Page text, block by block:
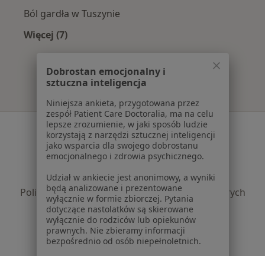
Ból gardła w Tuszynie
Więcej (7)
Serwis
Regulamin
Polityka prywatności pacjentów
Polityka prywatności profesjonalistów
Polityka prywatności dla profesjonalistów, których
dane pozyskaliśmy samodzielnie
Polityka cookies
Jak działają wyniki wyszukiwania
Dostępność
Dobrostan emocjonalny i
sztuczna inteligencja
Niniejsza ankieta, przygotowana przez
zespół Patient Care Doctoralia, ma na celu
lepsze zrozumienie, w jaki sposób ludzie
korzystają z narzędzi sztucznej inteligencji
jako wsparcia dla swojego dobrostanu
emocjonalnego i zdrowia psychicznego.
Udział w ankiecie jest anonimowy, a wyniki
będą analizowane i prezentowane
wyłącznie w formie zbiorczej. Pytania
dotyczące nastolatków są skierowane
wyłącznie do rodziców lub opiekunów
prawnych. Nie zbieramy informacji
bezpośrednio od osób niepełnoletnich.